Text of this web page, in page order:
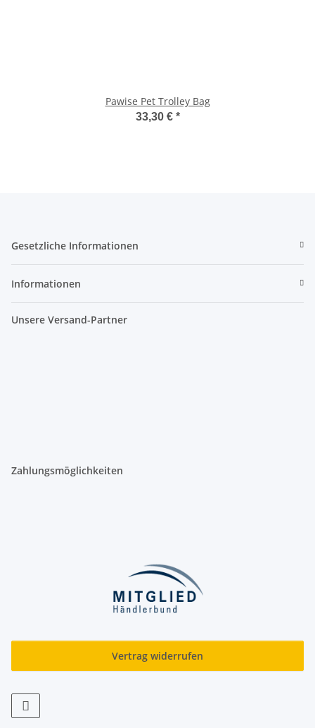
Pawise Pet Trolley Bag
33,30 € *
Gesetzliche Informationen
Informationen
Unsere Versand-Partner
Zahlungsmöglichkeiten
Vertrag widerrufen